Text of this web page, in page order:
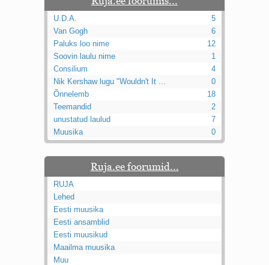
U.D.A.
5
Van Gogh
6
Paluks loo nime
12
Soovin laulu nime
1
Consilium
4
Nik Kershaw lugu "Wouldn't It ...
0
Õnnelemb
18
Teemandid
2
unustatud laulud
7
Muusika
0
Ruja.ee foorumid...
RUJA
Lehed
Eesti muusika
Eesti ansamblid
Eesti muusikud
Maailma muusika
Muu